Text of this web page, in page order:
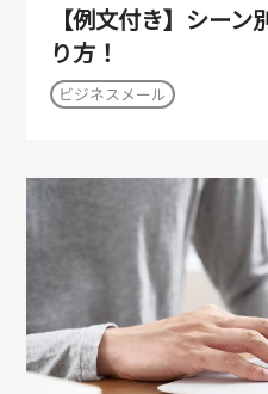
【例文付き】シー
り方！
ビジネスメール